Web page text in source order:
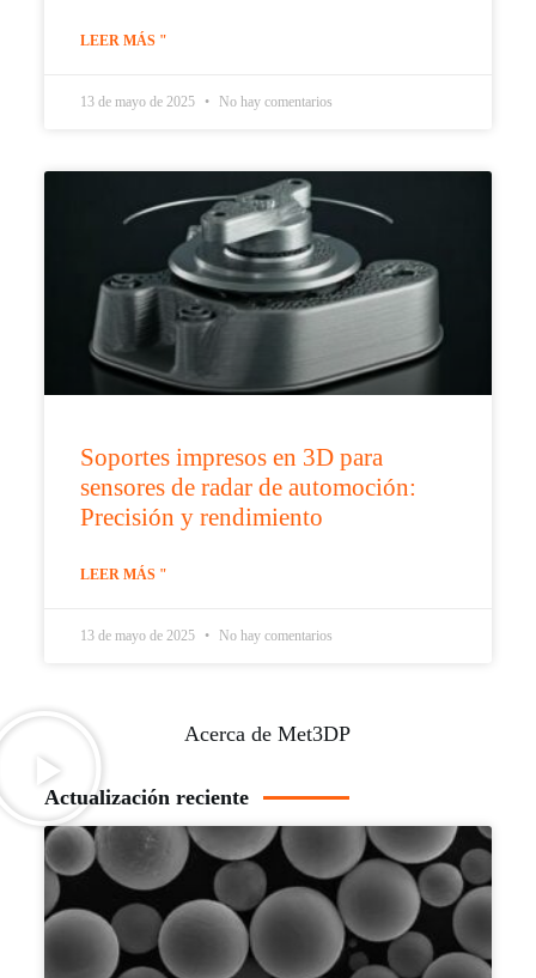
LEER MÁS "
13 de mayo de 2025 No hay comentarios
Soportes impresos en 3D para
sensores de radar de automoción:
Precisión y rendimiento
LEER MÁS "
13 de mayo de 2025 No hay comentarios
Acerca de Met3DP
Actualización reciente